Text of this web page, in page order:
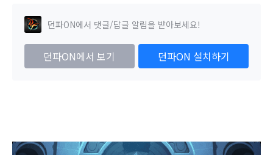
던파ON에서 댓글/답글 알림을 받아보세요!
던파ON에서 보기 던파ON 설치하기